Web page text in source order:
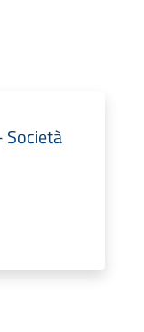
Società